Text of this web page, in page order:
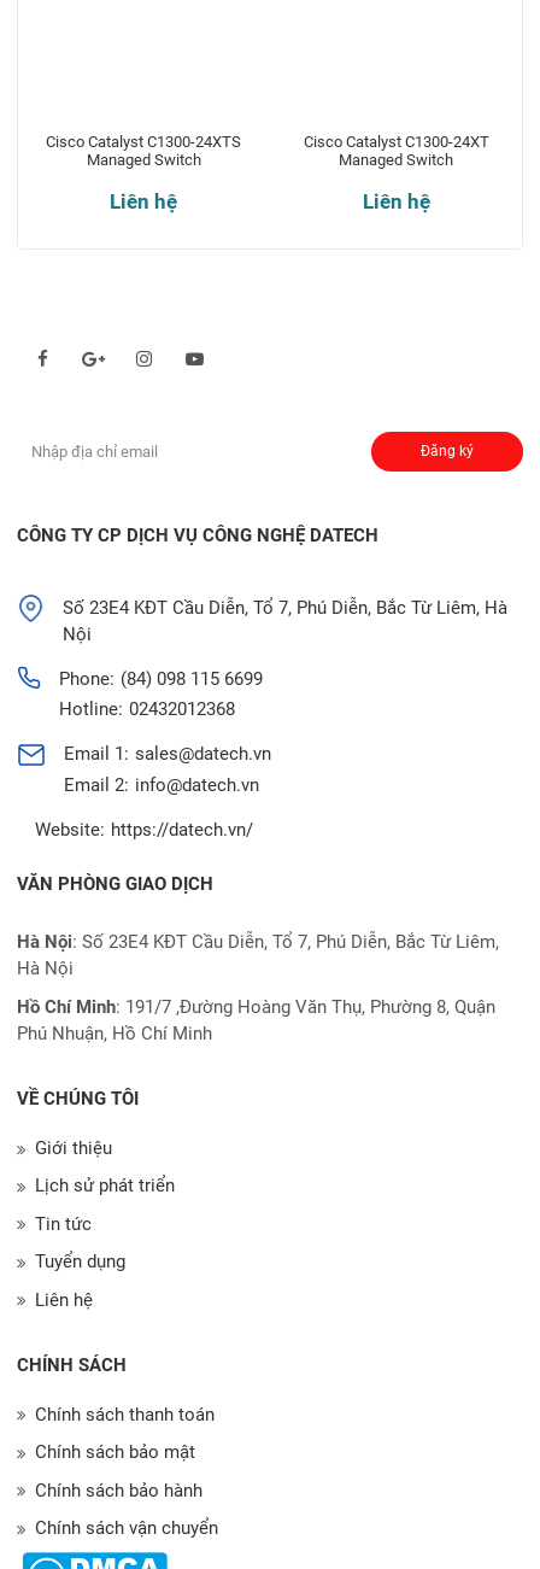
Cisco Catalyst C1300-24XTS
Managed Switch
Liên hệ
Cisco Catalyst C1300-24XT
Managed Switch
Liên hệ
Đăng ký
CÔNG TY CP DỊCH VỤ CÔNG NGHỆ DATECH
Số 23E4 KĐT Cầu Diễn, Tổ 7, Phú Diễn, Bắc Từ Liêm, Hà
Nội
Phone: (84) 098 115 6699
Hotline: 02432012368
Email 1: sales@datech.vn
Email 2: info@datech.vn
Website: https://datech.vn/
VĂN PHÒNG GIAO DỊCH
Hà Nội: Số 23E4 KĐT Cầu Diễn, Tổ 7, Phú Diễn, Bắc Từ Liêm,
Hà Nội
Hồ Chí Minh: 191/7 ,Đường Hoàng Văn Thụ, Phường 8, Quận
Phú Nhuận, Hồ Chí Minh
VỀ CHÚNG TÔI
Giới thiệu
Lịch sử phát triển
Tin tức
Tuyển dụng
Liên hệ
CHÍNH SÁCH
Chính sách thanh toán
Chính sách bảo mật
Chính sách bảo hành
Chính sách vận chuyển